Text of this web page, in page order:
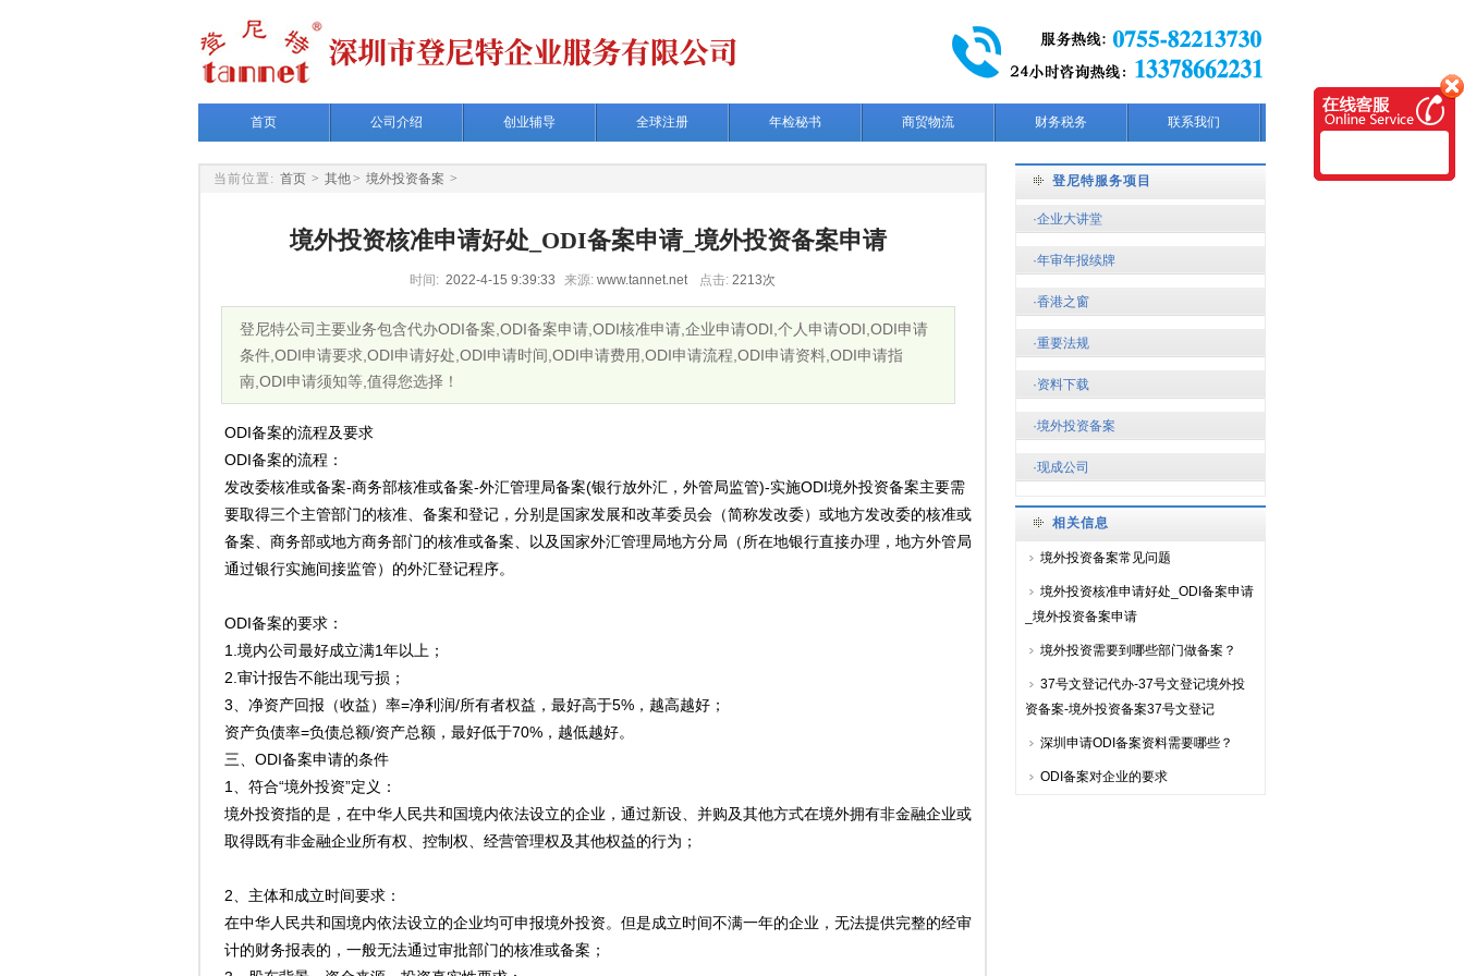
首页 公司介绍 创业辅导 全球注册 年检秘书 商贸物流 财务税务 联系我们
当前位置: 首页 > 其他> 境外投资备案 >
境外投资核准申请好处_ODI备案申请_境外投资备案申请
时间: 2022-4-15 9:39:33 来源: www.tannet.net 点击: 2213次
登尼特公司主要业务包含代办ODI备案,ODI备案申请,ODI核准申请,企业申请ODI,个人申请ODI,ODI申请
条件,ODI申请要求,ODI申请好处,ODI申请时间,ODI申请费用,ODI申请流程,ODI申请资料,ODI申请指
南,ODI申请须知等,值得您选择！
ODI备案的流程及要求
ODI备案的流程：
发改委核准或备案-商务部核准或备案-外汇管理局备案(银行放外汇，外管局监管)-实施ODI境外投资备案主要需
要取得三个主管部门的核准、备案和登记，分别是国家发展和改革委员会（简称发改委）或地方发改委的核准或
备案、商务部或地方商务部门的核准或备案、以及国家外汇管理局地方分局（所在地银行直接办理，地方外管局
通过银行实施间接监管）的外汇登记程序。
ODI备案的要求：
1.境内公司最好成立满1年以上；
2.审计报告不能出现亏损；
3、净资产回报（收益）率=净利润/所有者权益，最好高于5%，越高越好；
资产负债率=负债总额/资产总额，最好低于70%，越低越好。
三、ODI备案申请的条件
1、符合“境外投资”定义：
境外投资指的是，在中华人民共和国境内依法设立的企业，通过新设、并购及其他方式在境外拥有非金融企业或
取得既有非金融企业所有权、控制权、经营管理权及其他权益的行为；
2、主体和成立时间要求：
在中华人民共和国境内依法设立的企业均可申报境外投资。但是成立时间不满一年的企业，无法提供完整的经审
计的财务报表的，一般无法通过审批部门的核准或备案；
登尼特服务项目
·企业大讲堂
·年审年报续牌
·香港之窗
·重要法规
·资料下载
·境外投资备案
·现成公司
相关信息
境外投资备案常见问题
境外投资核准申请好处_ODI备案申请
_境外投资备案申请
境外投资需要到哪些部门做备案？
37号文登记代办-37号文登记境外投
资备案-境外投资备案37号文登记
深圳申请ODI备案资料需要哪些？
ODI备案对企业的要求